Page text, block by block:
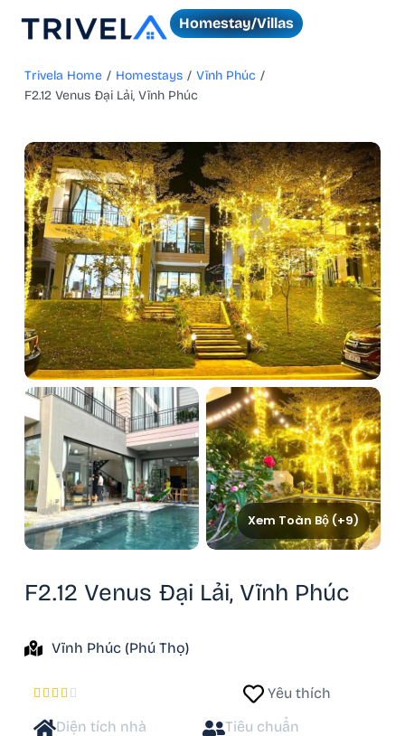
Homestay/Villas
Trivela Home / Homestays / Vĩnh Phúc /
F2.12 Venus Đại Lải, Vĩnh Phúc
Xem Toàn Bộ (+9)
F2.12 Venus Đại Lải, Vĩnh Phúc
Vĩnh Phúc (Phú Thọ)
    
Yêu thích
Diện tích nhà
Tiêu chuẩn